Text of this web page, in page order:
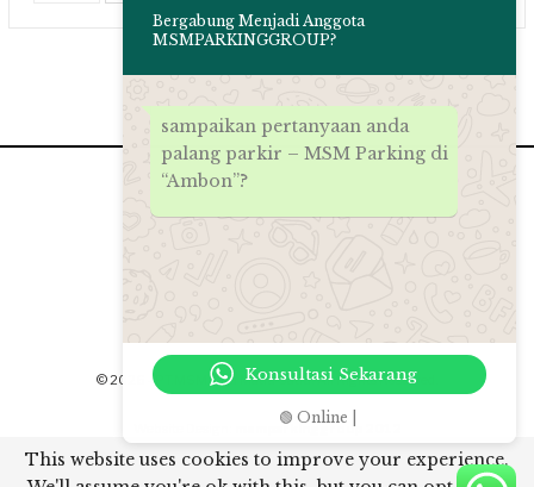
© 2026 - PT.MSM Tiga Matra Satra. All Rights Reserved.
msmparkinggroup 2012
This website uses cookies to improve your experience.
// Rich snippet google
Bergabung Menjadi Anggota
MSMPARKINGGROUP?
sampaikan pertanyaan anda
palang parkir – MSM Parking di
“Ambon”?
Konsultasi Sekarang
🟢 Online |